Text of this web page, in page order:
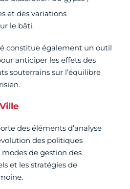
et des variations
le bâti.
constitue également un outil
anticiper les effets des
souterrains sur l’équilibre
des éléments d’analyse
des politiques
modes de gestion des
et les stratégies de